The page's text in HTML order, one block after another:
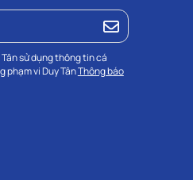
Tân sử dụng thông tin cá
phạm vi Duy TânThông báo